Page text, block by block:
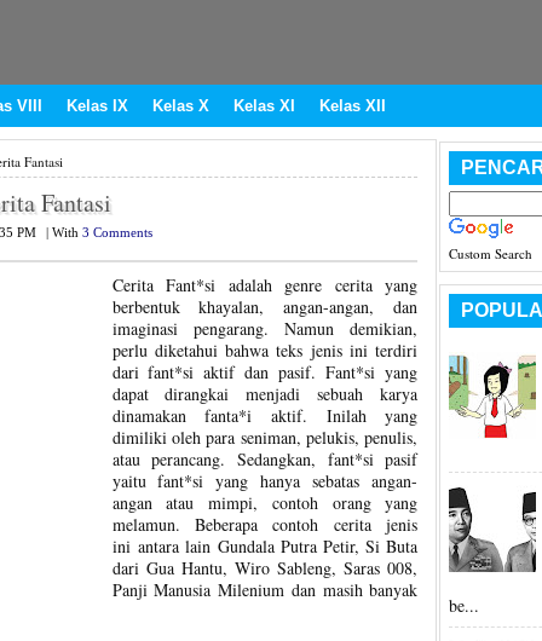
VIII Kelas IX Kelas X Kelas XI Kelas XII
Fantasi
Fantasi
PM With 3 Comments
Cerita Fant*si adalah genre cerita yang
berbentuk khayalan, angan-angan, dan
imaginasi pengarang. Namun demikian,
perlu diketahui bahwa teks jenis ini terdiri
dari fant*si aktif dan pasif. Fant*si yang
dapat dirangkai menjadi sebuah karya
dinamakan fanta*i aktif. Inilah yang
dimiliki oleh para seniman, pelukis, penulis,
atau perancang. Sedangkan, fant*si pasif
yaitu fant*si yang hanya sebatas angan-
angan atau mimpi, contoh orang yang
melamun. Beberapa contoh cerita jenis
ini antara lain Gundala Putra Petir, Si Buta
dari Gua Hantu, Wiro Sableng, Saras 008,
Panji Manusia Milenium dan masih banyak
Custom Search
be...